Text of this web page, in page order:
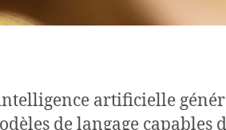
artificielle
de langage capables